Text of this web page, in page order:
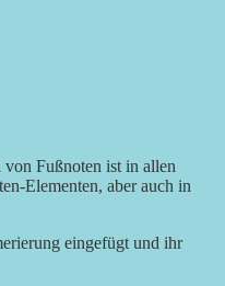
Fußnoten ist in allen
Elementen, aber auch in
eingefügt und ihr